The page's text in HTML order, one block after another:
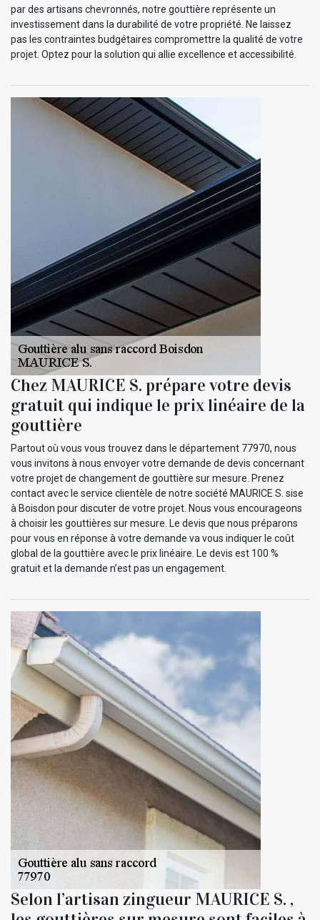
par des artisans chevronnés, notre gouttière représente un
investissement dans la durabilité de votre propriété. Ne laissez
pas les contraintes budgétaires compromettre la qualité de votre
projet. Optez pour la solution qui allie excellence et accessibilité.
Chez MAURICE S. prépare votre devis
gratuit qui indique le prix linéaire de la
gouttière
Partout où vous vous trouvez dans le département 77970, nous
vous invitons à nous envoyer votre demande de devis concernant
votre projet de changement de gouttière sur mesure. Prenez
contact avec le service clientèle de notre société MAURICE S. sise
à Boisdon pour discuter de votre projet. Nous vous encourageons
à choisir les gouttières sur mesure. Le devis que nous préparons
pour vous en réponse à votre demande va vous indiquer le coût
global de la gouttière avec le prix linéaire. Le devis est 100 %
gratuit et la demande n’est pas un engagement.
Selon l’artisan zingueur MAURICE S. ,